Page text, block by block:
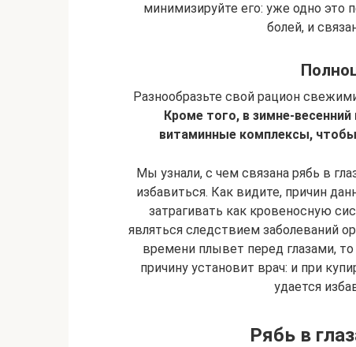
минимизируйте его: уже одно это
болей, и
Разнообразьте свой рацион
Кроме того, в зимне-
витаминные комплексы,
Мы узнали, с чем связана рябь в
избавиться. Как видите, причин
затрагивать как кровеносную
являться следствием заболеваний
времени плывет перед глазами,
причину установит врач: и при
удается
Рябь в